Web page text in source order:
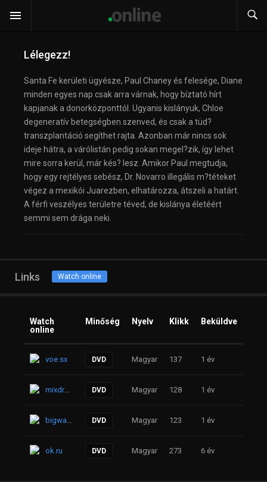
Lélegezz!
Santa Fe kerületi ügyésze, Paul Chaney és felesége, Diane
minden egyes nap csak arra várnak, hogy bíztató hírt
kapjanak a donorközponttól. Ugyanis kislányuk, Chloe
degeneratív betegségben szenved, és csak a tüd?
transzplantáció segíthet rajta. Azonban már nincs sok
ideje hátra, a várólistán pedig sokan megel?zik, így lehet
mire sorra kerül, már kés? lesz. Amikor Paul megtudja,
hogy egy rejtélyes sebész, Dr. Novarro illegális m?téteket
végez a mexikói Juarezben, elhatározza, átszeli a határt.
A férfi veszélyes területre téved, de kislánya életéért
semmi sem drága neki.
Links Watch online
Watch
online
Minőség Nyelv Klikk Beküldve
voe.sx DVD Magyar 137 1 év
mixdrop.ps DVD Magyar 128 1 év
bigwarp.io DVD Magyar 123 1 év
ok.ru DVD Magyar 273 6 év